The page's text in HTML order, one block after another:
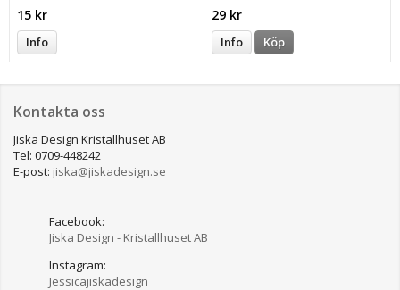
15 kr
Info
29 kr
Info Köp
Kontakta oss
Jiska Design Kristallhuset AB
Tel: 0709-448242
E-post: jiska@jiskadesign.se
Facebook:
Jiska Design - Kristallhuset AB
Instagram:
Jessicajiskadesign